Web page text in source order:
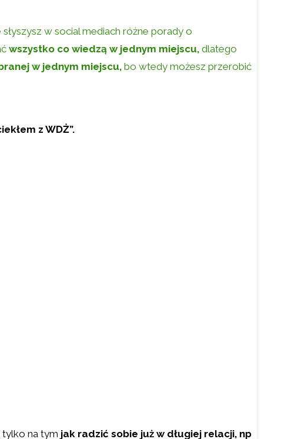
w social mediach różne porady o
wszystko co wiedzą w jednym miejscu, dlatego
w jednym miejscu, bo wtedy możesz przerobić
z WDŻ”.
na tym jak radzić sobie już w długiej relacji, np